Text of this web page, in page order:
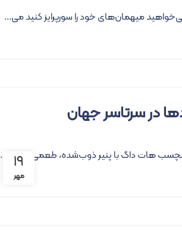
میهمان‌های خود را سورپرایز کنید می...
۱۹
مهر
در سرتاسر جهان
هات داگ با پنیر ذوب‌شده، طعمی لذیذ و...